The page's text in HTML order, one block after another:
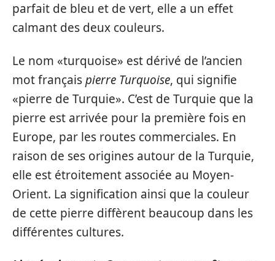
parfait de bleu et de vert, elle a un effet
calmant des deux couleurs.
Le nom «turquoise» est dérivé de l’ancien
mot françaispierre Turquoise, qui signifie
«pierre de Turquie». C’est de Turquie que la
pierre est arrivée pour la première fois en
Europe, par les routes commerciales. En
raison de ses origines autour de la Turquie,
elle est étroitement associée au Moyen-
Orient. La signification ainsi que la couleur
de cette pierre diffèrent beaucoup dans les
différentes cultures.